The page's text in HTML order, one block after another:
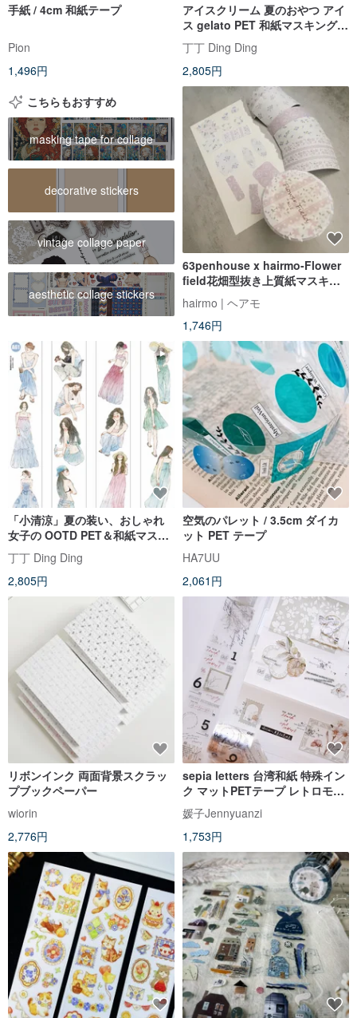
手紙 / 4cm 和紙テープ
Pion
1,496円
アイスクリーム 夏のおやつ アイ
ス gelato PET 和紙マスキングテ
ープ (kiss-cut)
丁丁 Ding Ding
2,805円
こちらもおすすめ
masking tape for collage
decorative stickers
vintage collage paper
aesthetic collage stickers
63penhouse x hairmo-Flower
field花畑型抜き上質紙マスキン
グテープ
hairmo | ヘアモ
1,746円
「小清涼」夏の装い、おしゃれ
女子の OOTD PET＆和紙マスキ
ングテープ（キス・カット）
丁丁 Ding Ding
2,805円
空気のパレット / 3.5cm ダイカ
ット PET テープ
HA7UU
2,061円
リボンインク 両面背景スクラッ
プブックペーパー
wiorin
2,776円
sepia letters 台湾和紙 特殊イン
ク マットPETテープ レトロモダ
ンな英文デザイン
媛子Jennyuanzi
1,753円